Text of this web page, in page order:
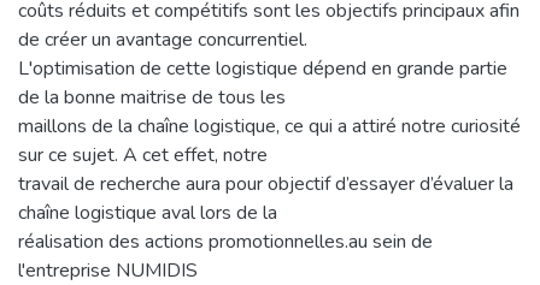
coûts réduits et compétitifs sont les objectifs principaux afin
de créer un avantage concurrentiel.
L'optimisation de cette logistique dépend en grande partie
de la bonne maitrise de tous les
maillons de la chaîne logistique, ce qui a attiré notre curiosité
sur ce sujet. A cet effet, notre
travail de recherche aura pour objectif d’essayer d’évaluer la
chaîne logistique aval lors de la
réalisation des actions promotionnelles.au sein de
l'entreprise NUMIDIS